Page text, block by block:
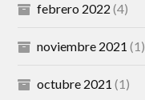
febrero 2022 (4)
noviembre 2021 (1)
octubre 2021 (1)